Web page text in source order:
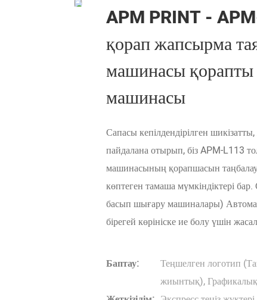
APM PRINT -
қорап жапсырма
машинасы қорапты
машинасы
Сапасы кепілдендірілген
пайдалана отырып, біз APM-L113
машинасының қорапшасын
көптеген тамаша мүмкіндіктері
басып шығару машиналары)
бірегей көрініске ие болу үшін
Баптау:
Теңшелген логотип
жиынтық),